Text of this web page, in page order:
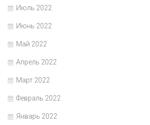
Июль 2022
Июнь 2022
Май 2022
Апрель 2022
Март 2022
Февраль 2022
Январь 2022